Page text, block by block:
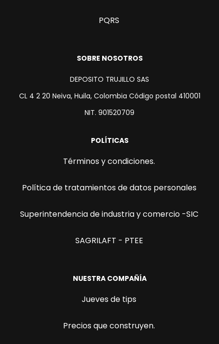
PQRS
SOBRE NOSOTROS
DEPOSITO TRUJILLO SAS
CL 4 2 20 Neiva, Huila, Colombia Código postal 410001
NIT. 901520709
POLÍTICAS
Términos y condiciones.
Política de tratamientos de datos personales
Superintendencia de industria y comercio -SIC
SAGRILAFT - PTEE
NUESTRA COMPAÑÍA
Jueves de tips
Precios que construyen.